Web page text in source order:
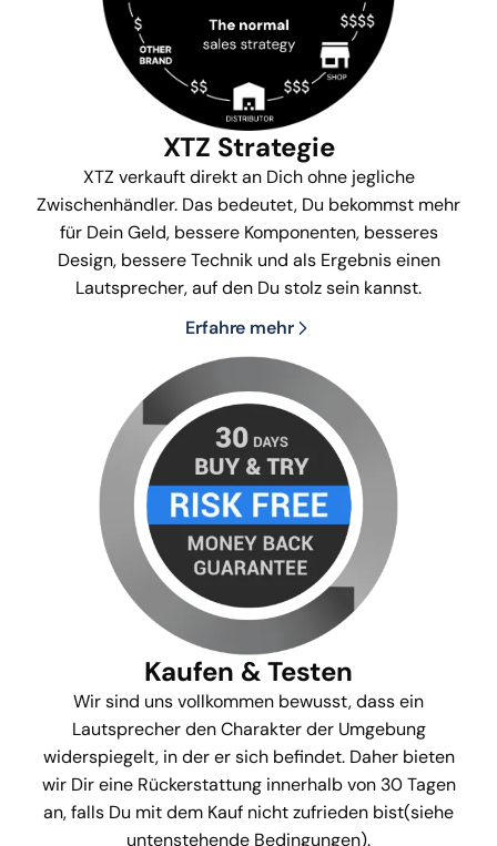
XTZ Strategie
XTZ verkauft direkt an Dich ohne jegliche
Zwischenhändler. Das bedeutet, Du bekommst mehr
für Dein Geld, bessere Komponenten, besseres
Design, bessere Technik und als Ergebnis einen
Lautsprecher, auf den Du stolz sein kannst.
Erfahre mehr
Kaufen & Testen
Wir sind uns vollkommen bewusst, dass ein
Lautsprecher den Charakter der Umgebung
widerspiegelt, in der er sich befindet. Daher bieten
wir Dir eine Rückerstattung innerhalb von 30 Tagen
an, falls Du mit dem Kauf nicht zufrieden bist(siehe
untenstehende Bedingungen).